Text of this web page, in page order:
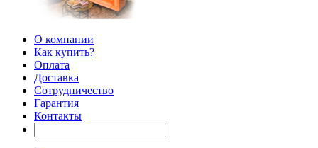
О компании
Как купить?
Оплата
Доставка
Сотрудничество
Гарантия
Контакты